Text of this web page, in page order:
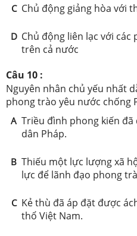
C Chủ động giảng hòa với
D Chủ động liên lạc với
trên cả nước
Câu 10 :
Nguyên nhân chủ yếu nhất
phong trào yêu nước chống
A Triều đình phong kiến
dân Pháp.
B Thiếu một lực lượng xã
lực để lãnh đạo phong
C Kẻ thù đã áp đặt được
thổ Việt Nam.